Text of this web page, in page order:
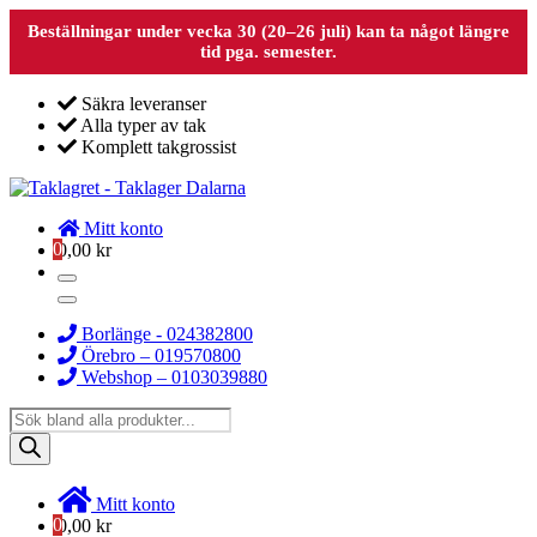
Beställningar under vecka 30 (20–26 juli) kan ta något längre
tid pga. semester.
Säkra leveranser
Alla typer av tak
Komplett takgrossist
Mitt konto
00,00 kr
Borlänge - 024382800
Örebro – 019570800
Webshop – 0103039880
Products
search
Mitt konto
00,00 kr